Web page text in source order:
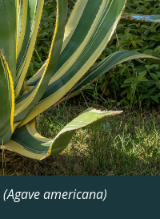
(Agave americana)